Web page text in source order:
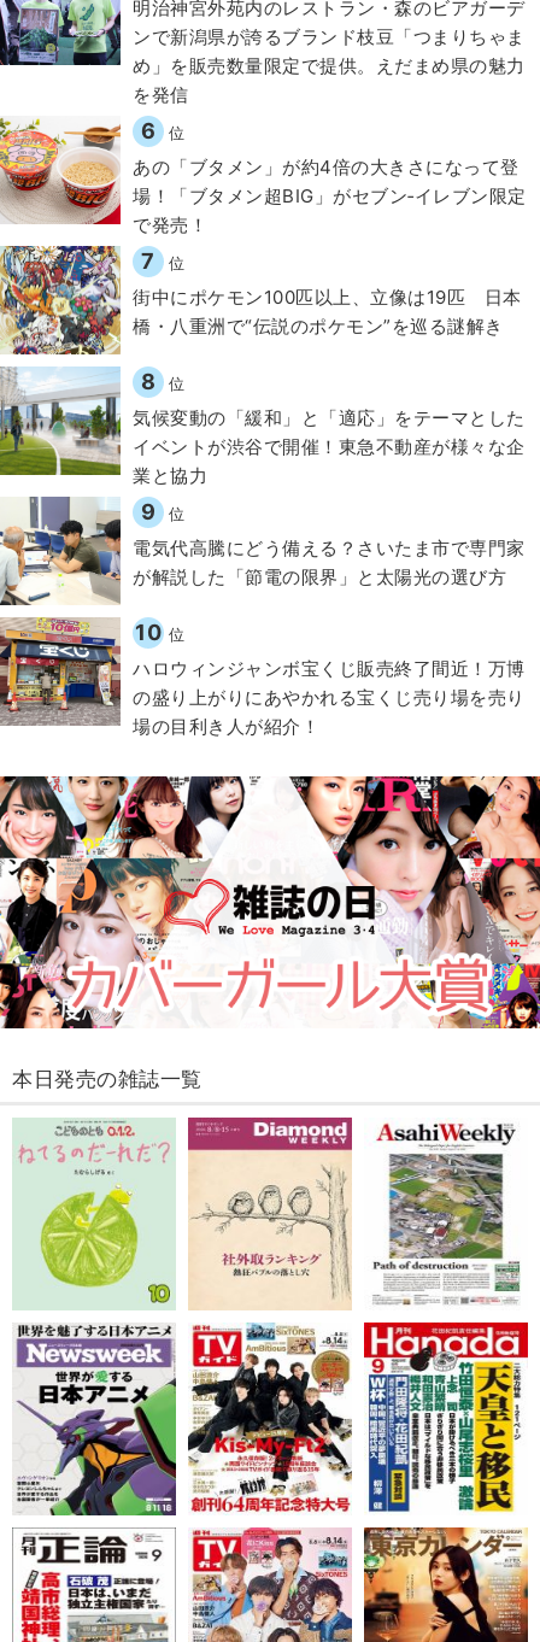
明治神宮外苑内のレストラン・森のビアガーデ
ンで新潟県が誇るブランド枝豆「つまりちゃま
め」を販売数量限定で提供。えだまめ県の魅力
を発信
6 位
あの「ブタメン」が約4倍の大きさになって登
場！「ブタメン超BIG」がセブン‐イレブン限定
で発売！
7 位
街中にポケモン100匹以上、立像は19匹 日本
橋・八重洲で“伝説のポケモン”を巡る謎解き
8 位
気候変動の「緩和」と「適応」をテーマとした
イベントが渋谷で開催！東急不動産が様々な企
業と協力
9 位
電気代高騰にどう備える？さいたま市で専門家
が解説した「節電の限界」と太陽光の選び方
10 位
ハロウィンジャンボ宝くじ販売終了間近！万博
の盛り上がりにあやかれる宝くじ売り場を売り
場の目利き人が紹介！
本日発売の雑誌一覧